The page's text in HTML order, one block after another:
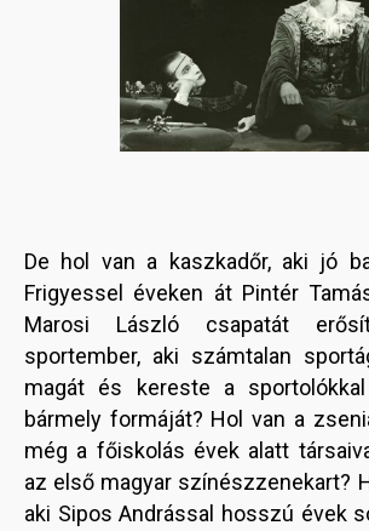
De hol van a kaszkadőr, aki jó
Frigyessel éveken át Pintér
Marosi László csapatát
sportember, aki számtalan
magát és kereste a
bármely formáját? Hol van a
még a főiskolás évek alatt
az első magyar színészzenekart?
aki Sipos Andrással hosszú évek